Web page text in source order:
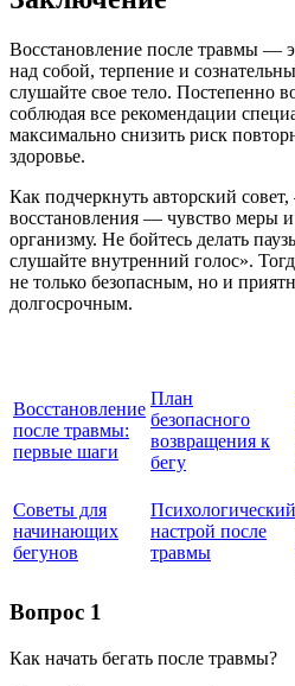
Восстановление после травмы —
над собой, терпение и
слушайте свое тело. Постепенно
соблюдая все рекомендации
максимально снизить риск
здоровье.
Как подчеркнуть авторский
восстановления — чувство меры
организму. Не бойтесь делать
слушайте внутренний голос».
не только безопасным, но и
долгосрочным.
Восстановление
после травмы:
первые шаги
План
безопасного
возвращения к
бегу
Советы для
начинающих
бегунов
Психологический
настрой после
травмы
Вопрос 1
Как начать бегать после травмы?